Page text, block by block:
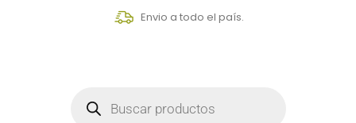
Envio a todo el país.